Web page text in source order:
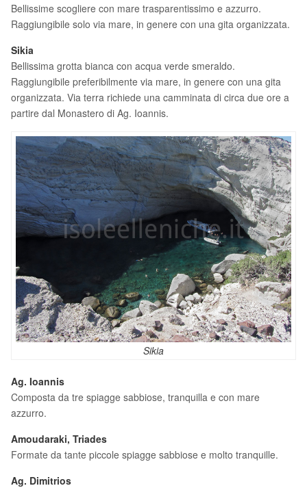
Bellissime scogliere con mare trasparentissimo e azzurro.
Raggiungibile solo via mare, in genere con una gita organizzata.
Sikia
Bellissima grotta bianca con acqua verde smeraldo.
Raggiungibile preferibilmente via mare, in genere con una gita
organizzata. Via terra richiede una camminata di circa due ore a
partire dal Monastero di Ag. Ioannis.
Sikia
Ag. Ioannis
Composta da tre spiagge sabbiose, tranquilla e con mare
azzurro.
Amoudaraki, Triades
Formate da tante piccole spiagge sabbiose e molto tranquille.
Ag. Dimitrios